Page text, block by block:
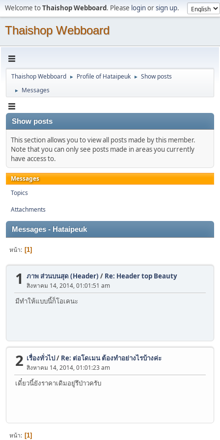
Welcome toThaishop Webboard. Please loginorsign up.
Thaishop Webboard
Thaishop Webboard ► Profile of Hataipeuk ► Show posts
► Messages
Show posts
This section allows you to view all posts made by this member.
Note that you can only see posts made in areas you currently
have access to.
Messages
Topics
Attachments
Messages - Hataipeuk
หน้า 1
1 ภาพ ส่วนบนสุด (Header) / Re: Header top Beauty
สิงหาคม 14, 2014, 01:01:51 am
มีทำให้แบบนี้ก็โอเคนะ
2 เรื่องทั่วไป/ Re: ต่อโดเมน ต้องทำอย่างไรบ้างค่ะ
สิงหาคม 14, 2014, 01:01:23 am
เดี๋ยวนี้ยังราคาเดิมอยู่รึป่าวครับ
หน้า 1